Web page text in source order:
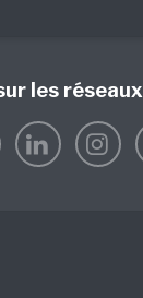
les réseaux